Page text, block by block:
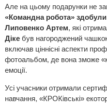
Але на цьому подарунки не
«Командна робота»
Липовенко Артем, які
Діке був нагороджений
включав ціннісні аспекти
фотоальбом, де вона зможе
емоції.
Усі учасники отримали
навчання, «КРОКівські»